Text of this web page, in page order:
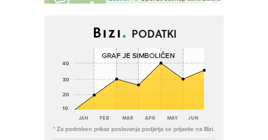
PODATKI
* Za podroben prikaz poslovanja podjetja se prijavite na Bizi.